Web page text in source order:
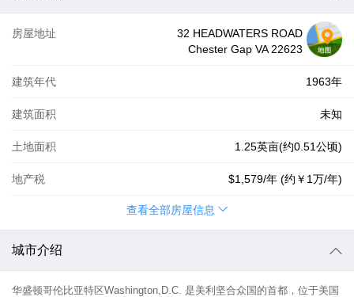
房屋地址
32 HEADWATERS ROAD
Chester Gap VA 22623
建筑年代 1963年
建筑面积 未知
土地面积 1.25英亩(约0.51公顷)
地产税 $1,579/年 (约 ￥1万/年)
查看全部房屋信息
城市介绍
华盛顿哥伦比亚特区Washington,D.C. 是美利坚合众国的首都，位于美国